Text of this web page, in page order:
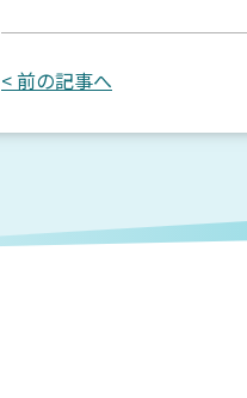
< 前の記事へ